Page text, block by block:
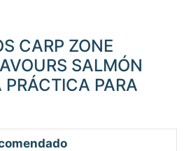
CARP ZONE
SALMÓN
PARA